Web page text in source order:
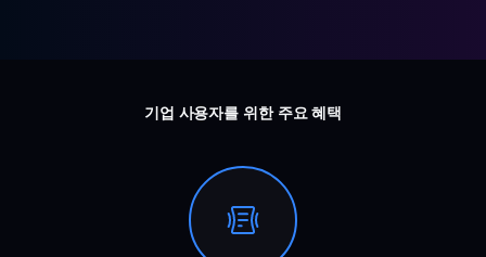
기업 사용자를 위한 주요 혜택